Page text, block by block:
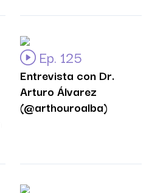
Ep. 125
Entrevista con Dr.
Arturo Álvarez
(@arthouroalba)